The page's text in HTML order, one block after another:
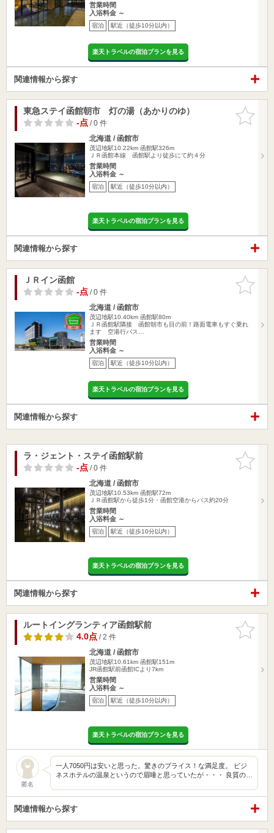
営業時間
入浴料金 ～
宿泊 駅近（徒歩10分以内）
楽天トラベルの宿泊プランを見る
関連情報から探す
お気に入
りに追加
東急ステイ函館朝市 灯の湯（あかりのゆ）
-点/ 0 件
北海道 / 函館市
茂辺地駅10.22km 函館駅326m
ＪＲ函館本線 函館駅より徒歩にて約４分
営業時間
入浴料金 ～
宿泊 駅近（徒歩10分以内）
楽天トラベルの宿泊プランを見る
関連情報から探す
お気に入
りに追加
ＪＲイン函館
-点/ 0 件
北海道 / 函館市
茂辺地駅10.40km 函館駅80m
ＪＲ函館駅隣接 函館朝市も目の前！路面電車もすぐ乗れ
ます 空港行バス…
営業時間
入浴料金 ～
宿泊 駅近（徒歩10分以内）
楽天トラベルの宿泊プランを見る
関連情報から探す
お気に入
りに追加
ラ・ジェント・ステイ函館駅前
-点/ 0 件
北海道 / 函館市
茂辺地駅10.53km 函館駅72m
ＪＲ函館駅から徒歩1分・函館空港からバス約20分
営業時間
入浴料金 ～
宿泊 駅近（徒歩10分以内）
楽天トラベルの宿泊プランを見る
関連情報から探す
お気に入
りに追加
ルートイングランティア函館駅前
4.0点/ 2 件
北海道 / 函館市
茂辺地駅10.61km 函館駅151m
JR函館駅前函館ICより7km
営業時間
入浴料金 ～
宿泊 駅近（徒歩10分以内）
楽天トラベルの宿泊プランを見る
匿名
一人7050円は安いと思った。驚きのプライス！な満足度。 ビジ
ネスホテルの温泉というので眉唾と思っていたが・・・ 良質の…
関連情報から探す